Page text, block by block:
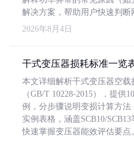
解决方案，帮助用户快速判断
2026年8月4日
干式变压器损耗标准一览
本文详细解析干式变压器空
（GB/T 10228-2015），提供
例，分步骤说明变损计算方
实例表格，涵盖SCB10/
快速掌握变压器能效评估要点